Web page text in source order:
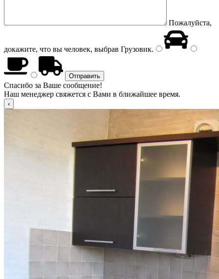
Пожалуйста,
докажите, что вы человек, выбрав Грузовик.
Спасибо за Ваше сообщение!
Наш менеджер свяжется с Вами в ближайшее время.